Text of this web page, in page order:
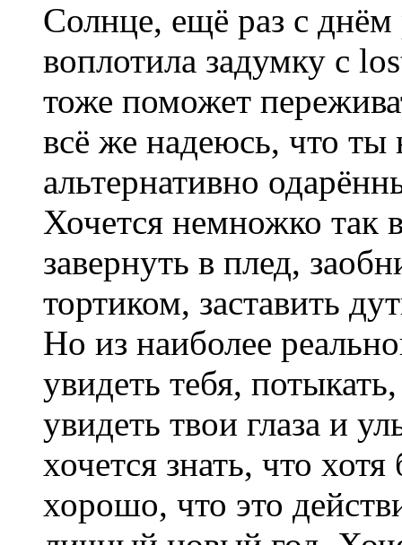
Солнце, ещё раз с
воплотила задумку с
тоже поможет
всё же надеюсь, что ты
альтернативно
Хочется немножко так
завернуть в плед,
тортиком, заставить
Но из наиболее
увидеть тебя,
увидеть твои глаза и
хочется знать, что
хорошо, что это